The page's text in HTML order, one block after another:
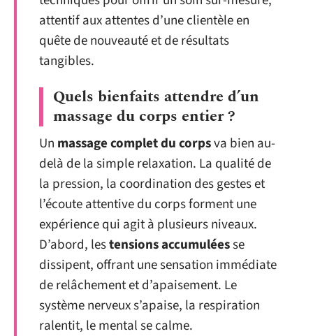
attentif aux attentes d’une clientèle en
quête de nouveauté et de résultats
tangibles.
Quels bienfaits attendre d’un
massage du corps entier ?
Un massage complet du corpsva bien au-
delà de la simple relaxation. La qualité de
la pression, la coordination des gestes et
l’écoute attentive du corps forment une
expérience qui agit à plusieurs niveaux.
D’abord, lestensions accumuléesse
dissipent, offrant une sensation immédiate
de relâchement et d’apaisement. Le
système nerveux s’apaise, la respiration
ralentit, le mental se calme.